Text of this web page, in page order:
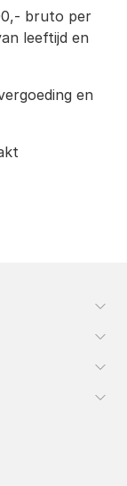
bruto per
leeftijd en
en